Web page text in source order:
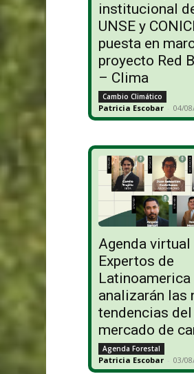
institucional
UNSE y
puesta en
proyecto Red
– Clima
Cambio Climático
Patricia Escobar - 04/
Agenda virtual
Expertos de
Latinoamerica
analizarán las
tendencias del
mercado de
Agenda Forestal
Patricia Escobar - 03/